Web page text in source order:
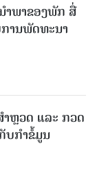
າພາຂອງພັກ ສື່
ານພັດທະນາ
ຫຼວດ ແລະ ກວດ
ບກຳຂໍ້ມູນ